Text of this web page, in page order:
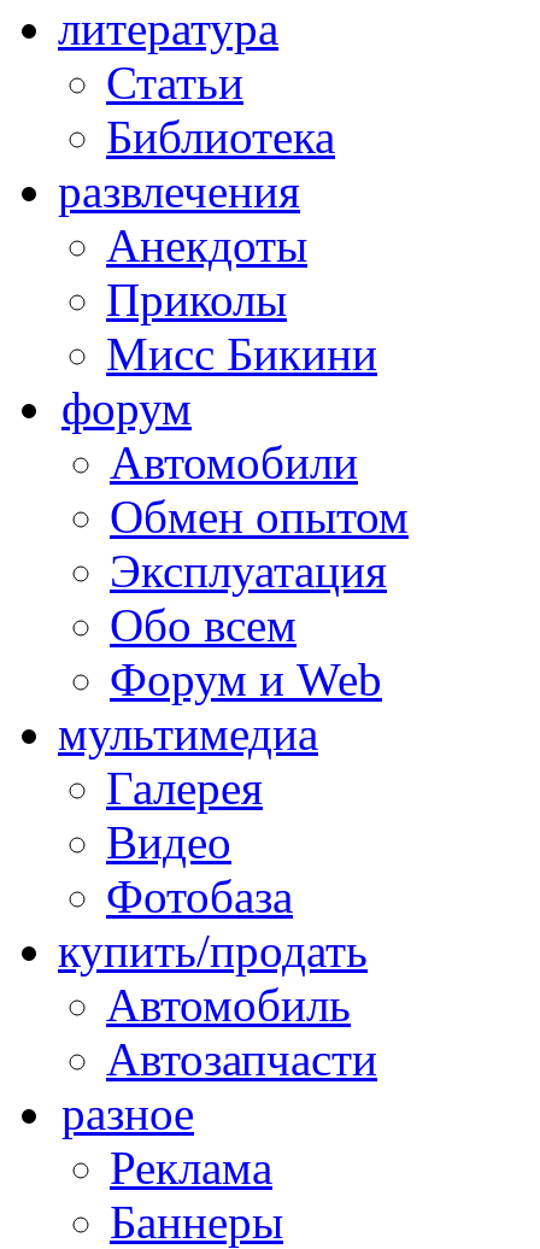
литература
Статьи
Библиотека
развлечения
Анекдоты
Приколы
Мисс Бикини
форум
Автомобили
Обмен опытом
Эксплуатация
Обо всем
Форум и Web
мультимедиа
Галерея
Видео
Фотобаза
купить/продать
Автомобиль
Автозапчасти
разное
Реклама
Баннеры